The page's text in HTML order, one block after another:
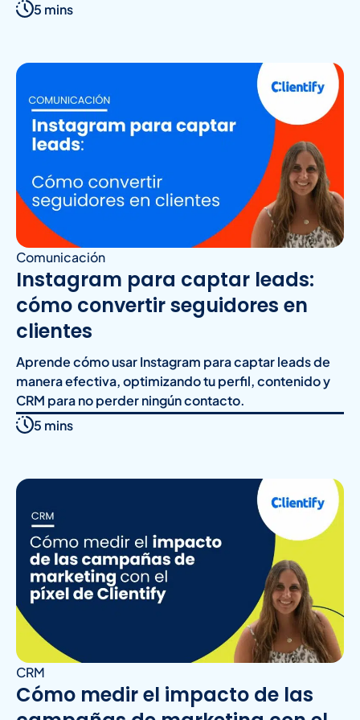
5 mins
Comunicación
Instagram para captar leads:
cómo convertir seguidores en
clientes
Aprende cómo usar Instagram para captar leads de
manera efectiva, optimizando tu perfil, contenido y
CRM para no perder ningún contacto.
5 mins
CRM
Cómo medir el impacto de las